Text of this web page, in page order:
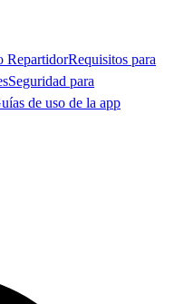
RepartidorRequisitos para
Seguridad para
de uso de la app